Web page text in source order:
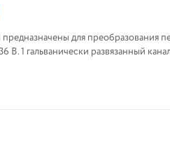
для преобразования
В. 1 гальванически развязанный